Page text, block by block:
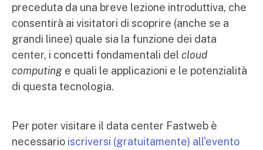
preceduta da una breve lezione introduttiva, che
consentirà ai visitatori di scoprire (anche se a
grandi linee) quale sia la funzione dei data
center, i concetti fondamentali del cloud
computing e quali le applicazioni e le potenzialità
di questa tecnologia.
Per poter visitare il data center Fastweb è
necessario iscriversi (gratuitamente) all'evento